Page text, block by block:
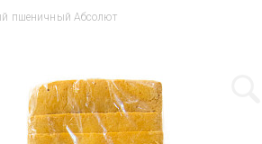
пшеничный Абсолют